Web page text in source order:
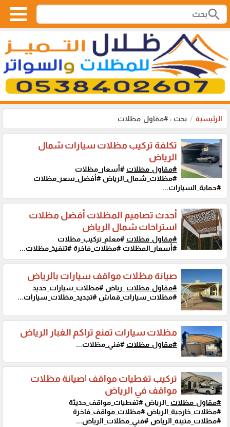
search
الرئيسية بحث : #مقاول_مظلات
تكلفة تركيب مظلات سيارات شمال
الرياض
#مقاول_مظلات #أسعار_مظلات
#مظلات_شمال_الرياض #أفضل_سعر_مظلات
#حماية_السيارات...
أحدث تصاميم المظلات أفضل مظلات
استراحات شمال الرياض
#مقاول_مظلات #معلم_تركيب_مظلات
#أسعار_المظلات #مظلات_فاخرة #تنفيذ_مظلات...
صيانة مظلات مواقف سيارات بالرياض
#مقاول_مظلات _رياض #مظلات_سيارات_حديد
#مظلات_سيارات_قماش #تجديد_مظلات_سيارات...
مظلات سيارات تمنع تراكم الغبار الرياض
#مقاول_مظلات #فني_مظلات...
تركيب تغطيات مواقف |صيانة مظلات
مواقف في الرياض
#مقاول_مظلات _الرياض #تغطيات_مواقف_حديثة
#مظلات_خارجية_الرياض #مظلات_مواقف_فاخرة
#مظلات_متينة_الرياض #فني_مظلات_الرياض...